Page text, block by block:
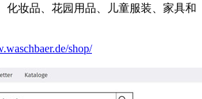
化妆品、花园用品、儿童服装、家具和
shop/